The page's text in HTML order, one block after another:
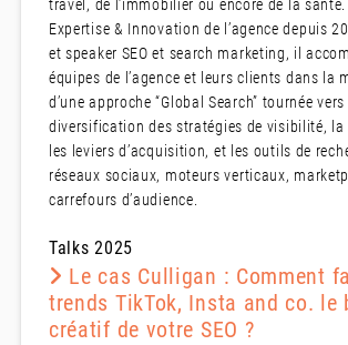
travel, de l’immobilier ou encore de la
Expertise & Innovation de l’agence depuis
et speaker SEO et search marketing, il
équipes de l’agence et leurs clients dans la
d’une approche “Global Search” tournée vers
diversification des stratégies de visibilité, la
les leviers d’acquisition, et les outils de
réseaux sociaux, moteurs verticaux,
carrefours d’audience.
Talks 2025
Le cas Culligan : Comment
trends TikTok, Insta and co. le
créatif de votre SEO ?